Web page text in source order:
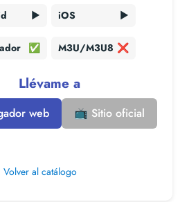
▶️ iOS ▶️
✅ M3U/M3U8 ❌
Llévame a
web 📺 Sitio oficial
al catálogo